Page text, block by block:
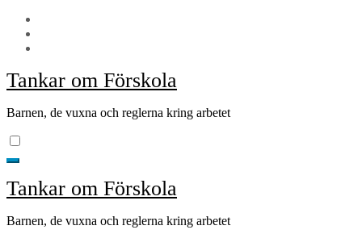
Tankar om Förskola
Barnen, de vuxna och reglerna kring arbetet
Tankar om Förskola
Barnen, de vuxna och reglerna kring arbetet